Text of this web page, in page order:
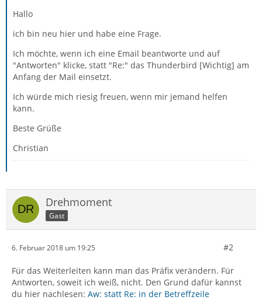
Hallo
ich bin neu hier und habe eine Frage.
Ich möchte, wenn ich eine Email beantworte und auf
"Antworten" klicke, statt "Re:" das Thunderbird [Wichtig] am
Anfang der Mail einsetzt.
Ich würde mich riesig freuen, wenn mir jemand helfen
kann.
Beste Grüße
Christian
Drehmoment
Gast
6. Februar 2018 um 19:25 #2
Für das Weiterleiten kann man das Präfix verändern. Für
Antworten, soweit ich weiß, nicht. Den Grund dafür kannst
du hier nachlesen: Aw: statt Re: in der Betreffzeile